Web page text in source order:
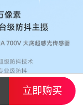
立即购买